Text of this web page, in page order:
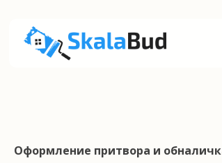
Оформление притвора и